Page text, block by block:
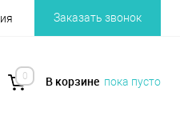
Заказать звонок
0 В корзине пока пусто